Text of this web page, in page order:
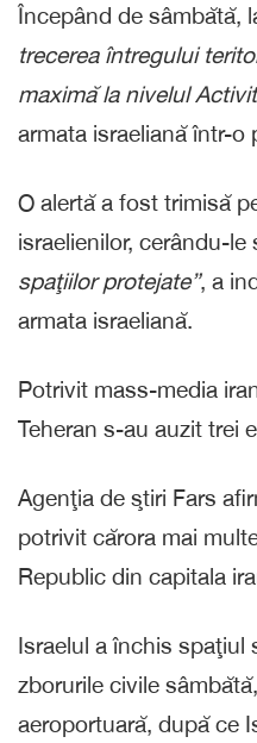
Începând de sâmbătă,
trecerea întregului
maximă la nivelul
armata israeliană într-o
O alertă a fost trimisă
israelienilor, cerându-le
spaţiilor protejate”, a
armata israeliană.
Potrivit mass-media
Teheran s-au auzit trei
Agenţia de ştiri Fars
potrivit cărora mai
Republic din capitala
Israelul a închis spaţiul
zborurile civile
aeroportuară, după ce